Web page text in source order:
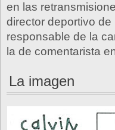
en las
director deportivo
responsable de la
la de comentarista
La imagen